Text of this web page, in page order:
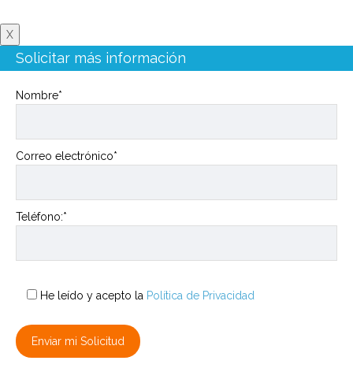
X
Solicitar más información
Nombre*
Correo electrónico*
Teléfono:*
He leído y acepto la Política de Privacidad